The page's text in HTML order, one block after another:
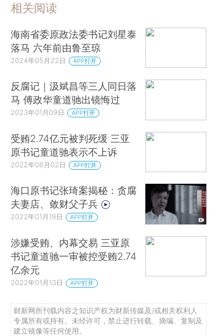
相关阅读
海南省委原政法委书记刘星泰
落马 六年前由鲁至琼
2024年05月22日 APP打开
反腐记｜汲斌昌等三人同日落
马 傅政华童道驰出镜悔过
2023年01月09日 APP打开
受贿2.74亿元被判死缓 三亚
原书记童道驰表示不上诉
2022年06月02日 APP打开
海口原书记张琦案揭秘：贪腐
夫妻店、敛财父子兵
2022年01月19日 APP打开
涉嫌受贿、内幕交易 三亚原
书记童道驰一审被控受贿2.74
亿余元
2022年01月13日 APP打开
财新网所刊载内容之知识产权为财新传媒及/或相关权利人
专属所有或持有。未经许可，禁止进行转载、摘编、复制及
建立镜像等任何使用。